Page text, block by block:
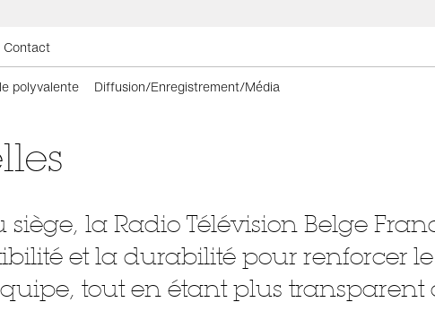
Contact
polyvalente Diffusion/Enregistrement/Média
la Radio Télévision Belge
et la durabilité pour renforcer
tout en étant plus transparent